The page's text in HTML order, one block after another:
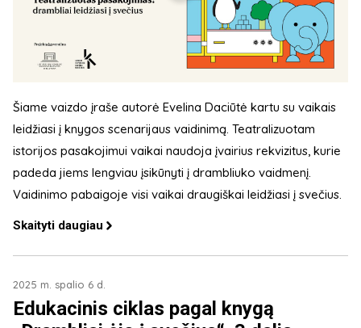
Šiame vaizdo įraše autorė Evelina Daciūtė kartu su vaikais
leidžiasi į knygos scenarijaus vaidinimą. Teatralizuotam
istorijos pasakojimui vaikai naudoja įvairius rekvizitus, kurie
padeda jiems lengviau įsikūnyti į drambliuko vaidmenį.
Vaidinimo pabaigoje visi vaikai draugiškai leidžiasi į svečius.
Skaityti daugiau
2025 m. spalio 6 d.
Edukacinis ciklas pagal knygą